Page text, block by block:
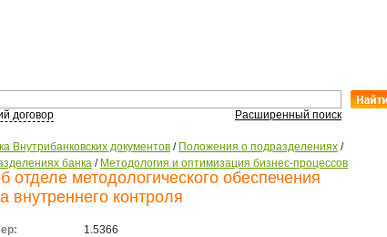
договор Расширенный поиск
Внутрибанковских документов / Положения о подразделениях /
банка / Методология и оптимизация бизнес-процессов
отделе методологического обеспечения
внутреннего контроля
1.5366